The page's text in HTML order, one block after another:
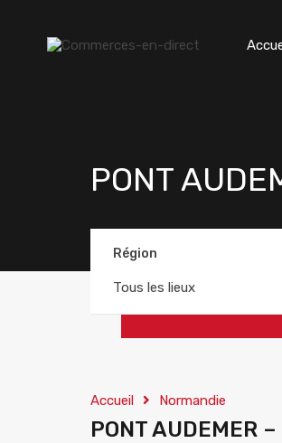
PONT
Région
Tous les lieux
Accueil Normandie
PONT